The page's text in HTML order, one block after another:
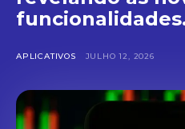
APLICATIVOS JULHO 12, 2026